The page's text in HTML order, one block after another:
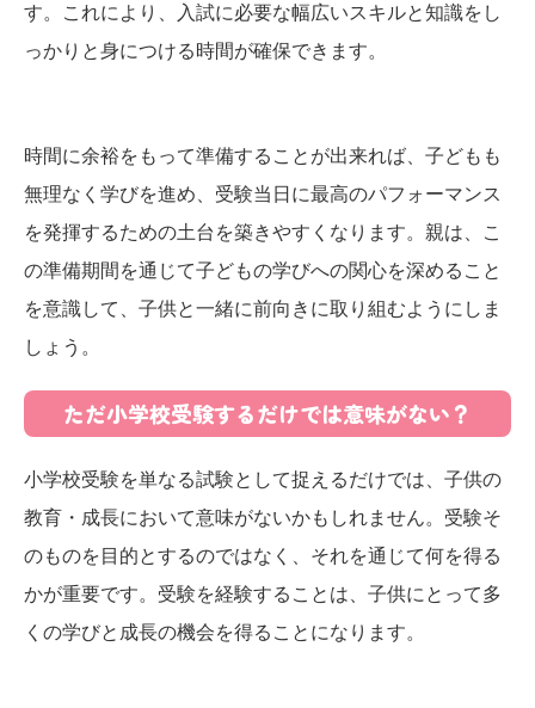
す。これにより、入試に必要な幅広いスキルと知識をし
っかりと身につける時間が確保できます。
時間に余裕をもって準備することが出来れば、子どもも
無理なく学びを進め、受験当日に最高のパフォーマンス
を発揮するための土台を築きやすくなります。親は、こ
の準備期間を通じて子どもの学びへの関心を深めること
を意識して、子供と一緒に前向きに取り組むようにしま
しょう。
ただ小学校受験するだけでは意味がない？
小学校受験を単なる試験として捉えるだけでは、子供の
教育・成長において意味がないかもしれません。受験そ
のものを目的とするのではなく、それを通じて何を得る
かが重要です。受験を経験することは、子供にとって多
くの学びと成長の機会を得ることになります。